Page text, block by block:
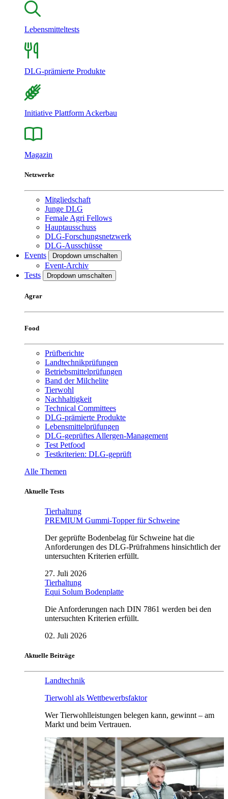
Lebensmitteltests
DLG-prämierte Produkte
Initiative Plattform Ackerbau
Magazin
Netzwerke
Mitgliedschaft
Junge DLG
Female Agri Fellows
Hauptausschuss
DLG-Forschungsnetzwerk
DLG-Ausschüsse
Events
Dropdown umschalten
Event-Archiv
Tests
Dropdown umschalten
Agrar
Food
Prüfberichte
Landtechnikprüfungen
Betriebsmittelprüfungen
Band der Milchelite
Tierwohl
Nachhaltigkeit
Technical Committees
DLG-prämierte Produkte
Lebensmittelprüfungen
DLG-geprüftes Allergen-Management
Test Petfood
Testkriterien: DLG-geprüft
Alle Themen
Aktuelle Tests
Tierhaltung
PREMIUM Gummi-Topper für Schweine
Der geprüfte Bodenbelag für Schweine hat die
Anforderungen des DLG-Prüfrahmens hinsichtlich der
untersuchten Kriterien erfüllt.
27. Juli 2026
Tierhaltung
Equi Solum Bodenplatte
Die Anforderungen nach DIN 7861 werden bei den
untersuchten Kriterien erfüllt.
02. Juli 2026
Aktuelle Beiträge
Landtechnik
Tierwohl als Wettbewerbsfaktor
Wer Tierwohlleistungen belegen kann, gewinnt – am
Markt und beim Vertrauen.